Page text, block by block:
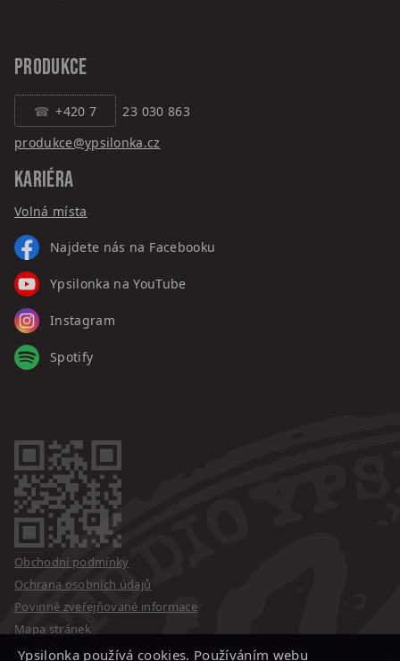
PRODUKCE
+420 7
23 030 863
produkce@ypsilonka.cz
KARIÉRA
Volná místa
Najdete nás na Facebooku
Ypsilonka na YouTube
Instagram
Spotify
Obchodní podmínky
Ochrana osobních údajů
Povinně zveřejňované informace
Mapa stránek
Kontakty
Ypsilonka používá cookies. Používáním webu